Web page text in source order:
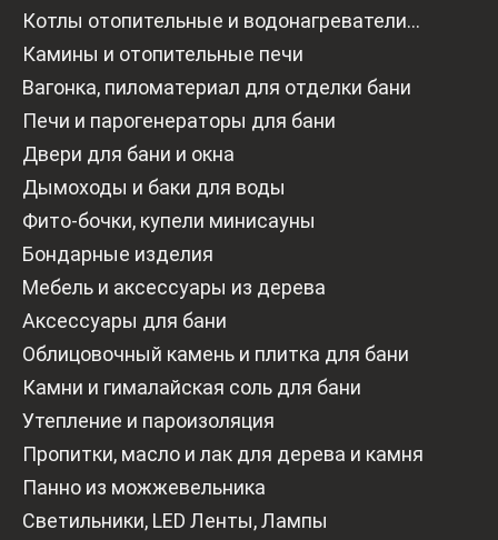
Котлы отопительные и водонагреватели
газовые
Камины и отопительные печи
Вагонка, пиломатериал для отделки бани
Печи и парогенераторы для бани
Двери для бани и окна
Дымоходы и баки для воды
Фито-бочки, купели минисауны
Бондарные изделия
Мебель и аксессуары из дерева
Аксессуары для бани
Облицовочный камень и плитка для бани
Камни и гималайская соль для бани
Утепление и пароизоляция
Пропитки, масло и лак для дерева и камня
Панно из можжевельника
Светильники, LED Ленты, Лампы